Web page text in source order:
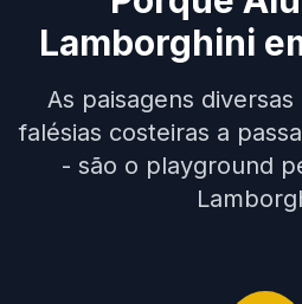
Lamborghini
As paisagens
falésias costeiras a
- são o playground